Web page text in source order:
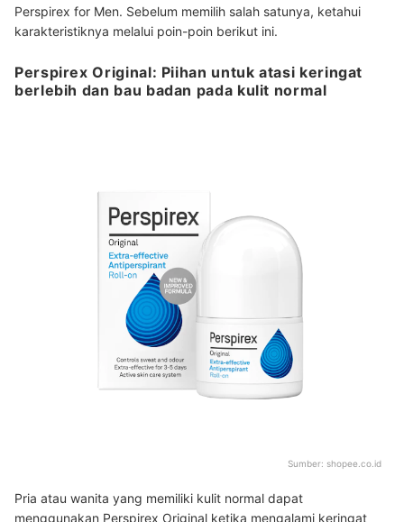
Perspirex for Men. Sebelum memilih salah satunya, ketahui
karakteristiknya melalui poin-poin berikut ini.
Perspirex Original: Piihan untuk atasi keringat
berlebih dan bau badan pada kulit normal
Sumber: shopee.co.id
Pria atau wanita yang memiliki kulit normal dapat
menggunakan Perspirex Original ketika mengalami keringat